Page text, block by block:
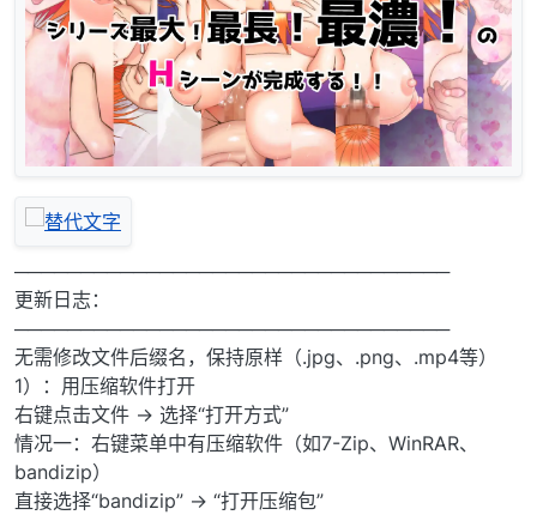
─────────────────────────────────
更新日志：
─────────────────────────────────
无需修改文件后缀名，保持原样（.jpg、.png、.mp4等）
1）：用压缩软件打开
右键点击文件 → 选择“打开方式”
情况一：右键菜单中有压缩软件（如7-Zip、WinRAR、
bandizip）
直接选择“bandizip” → “打开压缩包”